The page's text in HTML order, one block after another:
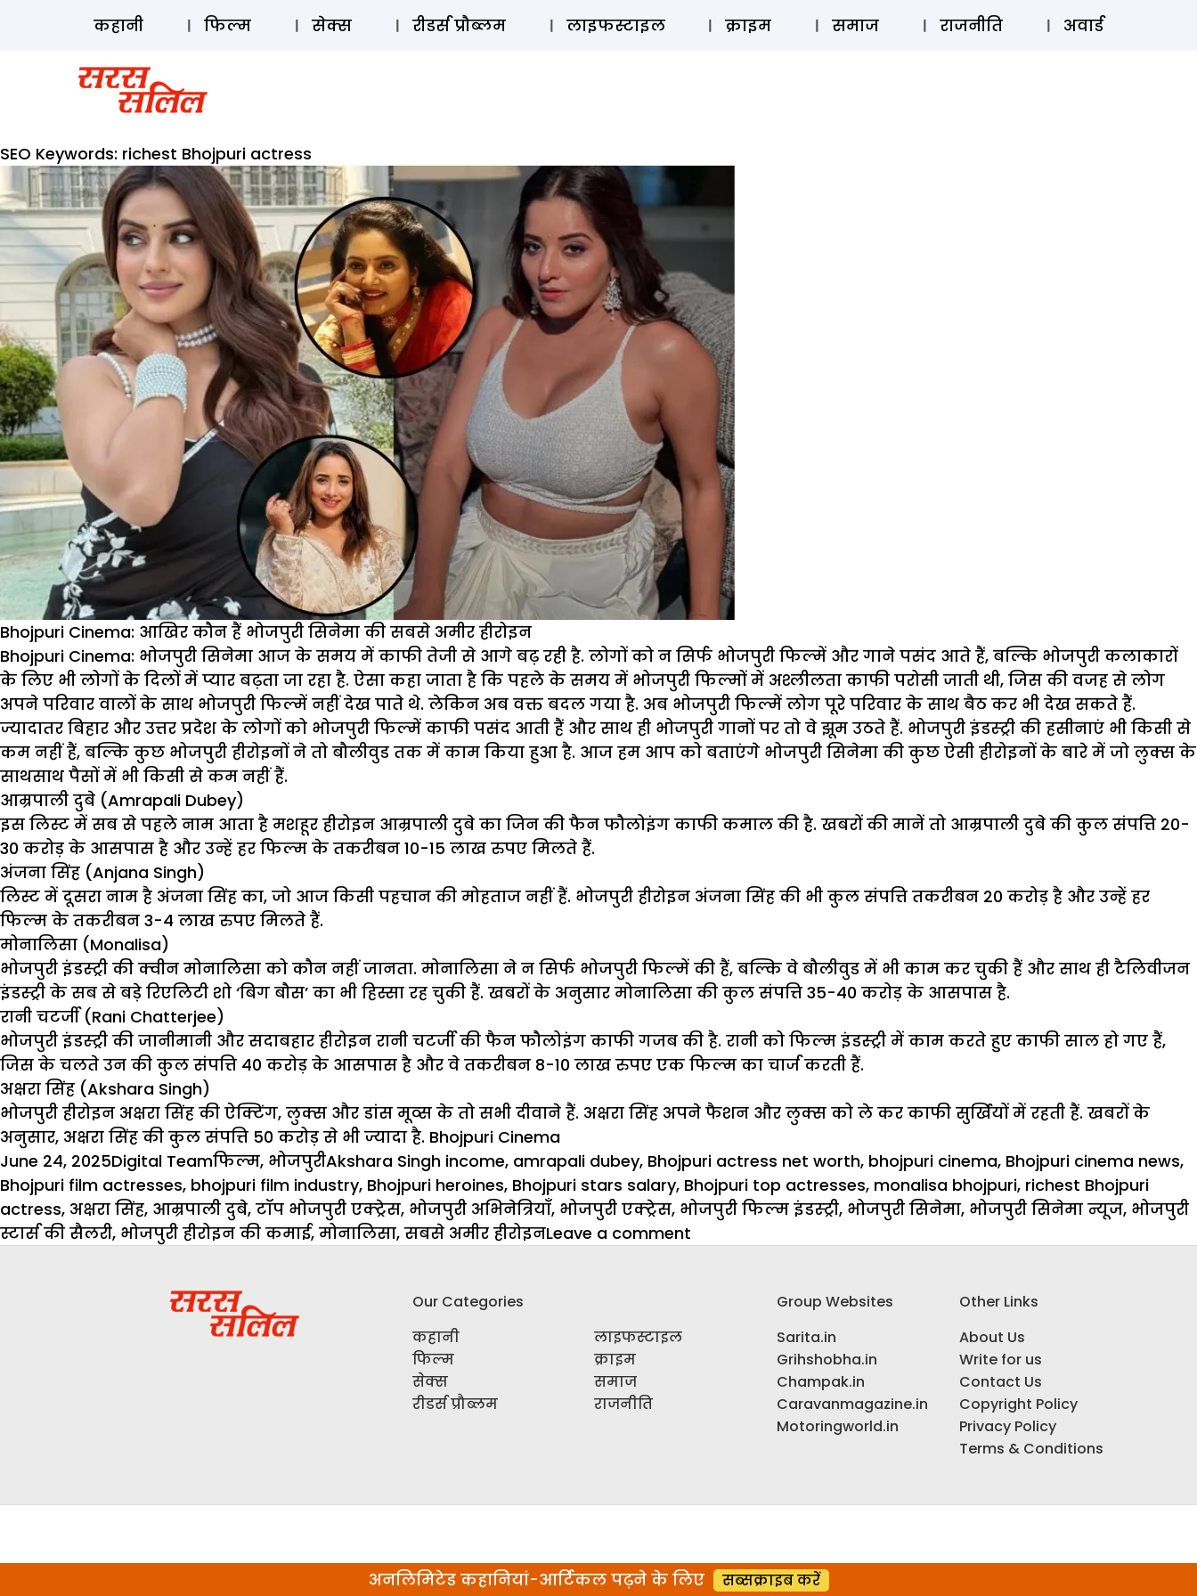
ऑडियो स्टोरी लॉग इन ⚲ SUBSCRIBE
कहानी फिल्म सेक्स रीडर्स प्रौब्लम लाइफस्टाइल क्राइम समाज राजनीति अवार्ड
SEO Keywords: richest Bhojpuri actress
Bhojpuri Cinema: आखिर कौन हैं भोजपुरी सिनेमा की सबसे अमीर हीरोइन
Bhojpuri Cinema: भोजपुरी सिनेमा आज के समय में काफी तेजी से आगे बढ़ रही है. लोगों को न सिर्फ भोजपुरी फिल्में और गाने पसंद आते हैं, बल्कि भोजपुरी कलाकारों
के लिए भी लोगों के दिलों में प्यार बढ़ता जा रहा है. ऐसा कहा जाता है कि पहले के समय में भोजपुरी फिल्मों में अश्लीलता काफी परोसी जाती थी, जिस की वजह से लोग
अपने परिवार वालों के साथ भोजपुरी फिल्में नहीं देख पाते थे. लेकिन अब वक्त बदल गया है. अब भोजपुरी फिल्में लोग पूरे परिवार के साथ बैठ कर भी देख सकते हैं.
ज्यादातर बिहार और उत्तर प्रदेश के लोगों को भोजपुरी फिल्में काफी पसंद आती हैं और साथ ही भोजपुरी गानों पर तो वे झूम उठते हैं. भोजपुरी इंडस्ट्री की हसीनाएं भी किसी से
कम नहीं हैं, बल्कि कुछ भोजपुरी हीरोइनों ने तो बौलीवुड तक में काम किया हुआ है. आज हम आप को बताएंगे भोजपुरी सिनेमा की कुछ ऐसी हीरोइनों के बारे में जो लुक्स के
साथसाथ पैसों में भी किसी से कम नहीं हैं.
आम्रपाली दुबे (Amrapali Dubey)
इस लिस्ट में सब से पहले नाम आता है मशहूर हीरोइन आम्रपाली दुबे का जिन की फैन फौलोइंग काफी कमाल की है. खबरों की मानें तो आम्रपाली दुबे की कुल संपत्ति 20-
30 करोड़ के आसपास है और उन्हें हर फिल्म के तकरीबन 10-15 लाख रुपए मिलते हैं.
अंजना सिंह (Anjana Singh)
लिस्ट में दूसरा नाम है अंजना सिंह का, जो आज किसी पहचान की मोहताज नहीं हैं. भोजपुरी हीरोइन अंजना सिंह की भी कुल संपत्ति तकरीबन 20 करोड़ है और उन्हें हर
फिल्म के तकरीबन 3-4 लाख रुपए मिलते हैं.
मोनालिसा (Monalisa)
भोजपुरी इंडस्ट्री की क्वीन मोनालिसा को कौन नहीं जानता. मोनालिसा ने न सिर्फ भोजपुरी फिल्में की हैं, बल्कि वे बौलीवुड में भी काम कर चुकी हैं और साथ ही टैलिवीजन
इंडस्ट्री के सब से बड़े रिएलिटी शो ‘बिग बौस’ का भी हिस्सा रह चुकी हैं. खबरों के अनुसार मोनालिसा की कुल संपत्ति 35-40 करोड़ के आसपास है.
रानी चटर्जी (Rani Chatterjee)
भोजपुरी इंडस्ट्री की जानीमानी और सदाबहार हीरोइन रानी चटर्जी की फैन फौलोइंग काफी गजब की है. रानी को फिल्म इंडस्ट्री में काम करते हुए काफी साल हो गए हैं,
जिस के चलते उन की कुल संपत्ति 40 करोड़ के आसपास है और वे तकरीबन 8-10 लाख रुपए एक फिल्म का चार्ज करती हैं.
अक्षरा सिंह (Akshara Singh)
भोजपुरी हीरोइन अक्षरा सिंह की ऐक्टिंग, लुक्स और डांस मूव्स के तो सभी दीवाने हैं. अक्षरा सिंह अपने फैशन और लुक्स को ले कर काफी सुर्खियों में रहती हैं. खबरों के
अनुसार, अक्षरा सिंह की कुल संपत्ति 50 करोड़ से भी ज्यादा है. Bhojpuri Cinema
Posted
on
June 24, 2025Author
Digital TeamCategories
फिल्म, भोजपुरीTags
Akshara Singh income, amrapali dubey, Bhojpuri actress net worth, bhojpuri cinema, Bhojpuri cinema news,
Bhojpuri film actresses, bhojpuri film industry, Bhojpuri heroines, Bhojpuri stars salary, Bhojpuri top actresses, monalisa bhojpuri, richest Bhojpuri
actress, अक्षरा सिंह, आम्रपाली दुबे, टॉप भोजपुरी एक्ट्रेस, भोजपुरी अभिनेत्रियाँ, भोजपुरी एक्ट्रेस, भोजपुरी फिल्म इंडस्ट्री, भोजपुरी सिनेमा, भोजपुरी सिनेमा न्यूज, भोजपुरी
स्टार्स की सैलरी, भोजपुरी हीरोइन की कमाई, मोनालिसा, सबसे अमीर हीरोइनLeave a comment
Our Categories
कहानी
फिल्म
सेक्स
रीडर्स प्रौब्लम
लाइफस्टाइल
क्राइम
समाज
राजनीति
Group Websites
Sarita.in
Grihshobha.in
Champak.in
Caravanmagazine.in
Motoringworld.in
Other Links
About Us
Write for us
Contact Us
Copyright Policy
Privacy Policy
Terms & Conditions
अनलिमिटेड कहानियां-आर्टिकल पढ़ने के लिए सब्सक्राइब करें